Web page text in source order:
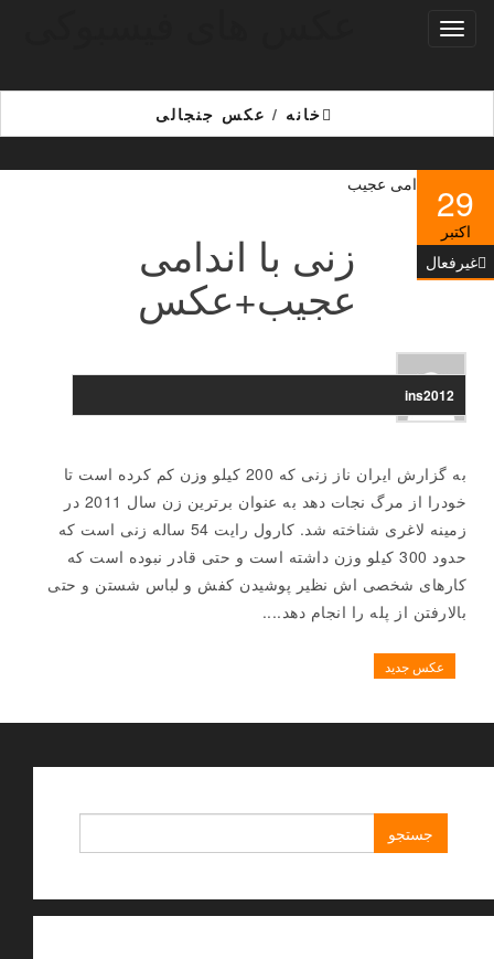
تغییر
خانه/ عکس جنجالی
29
اکتبر
غیرفعال
زنی با اندامی
عجیب+عکس
ins2012
به گزارش ایران ناز زنی که 200 کیلو وزن کم کرده است تا
خودرا از مرگ نجات دهد به عنوان برترین زن سال 2011 در
زمینه لاغری شناخته شد. کارول رایت 54 ساله زنی است که
حدود 300 کیلو وزن داشته است و حتی قادر نبوده است که
کارهای شخصی اش نظیر پوشیدن کفش و لباس شستن و حتی
بالارفتن از پله را انجام دهد....
عکس جدید
برای: